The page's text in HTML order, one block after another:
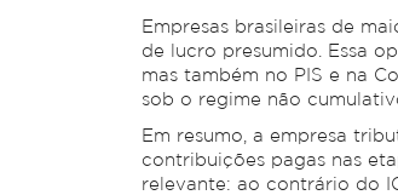
Empresas brasileiras de
de lucro presumido. Essa
mas também no PIS e na
sob o regime não
Em resumo, a empresa
contribuições pagas nas
relevante: ao contrário do